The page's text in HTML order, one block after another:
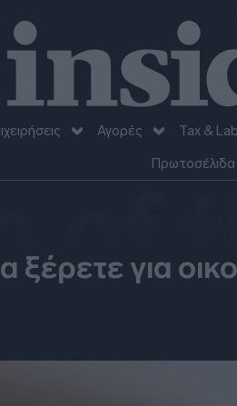
Αγορές Tax &
Πρωτοσέλιδα
of
ξέρετε για